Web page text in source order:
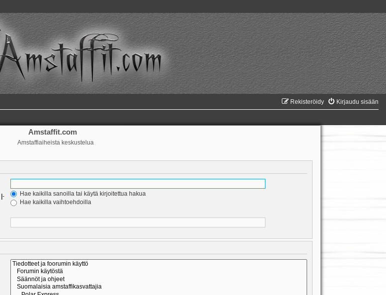
Kirjaudu sisään
Rekisteröidy
Amstaffit.com
Amstaffiaiheista keskustelua
-
Hae kaikilla sanoilla tai käytä kirjoitettua hakua
Hae kaikilla vaihtoehdoilla